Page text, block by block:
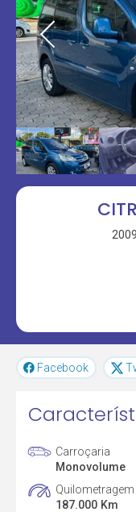
2009
Facebook
Carroçaria
Monovolume
Quilometragem
187.000 Km